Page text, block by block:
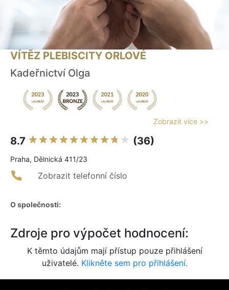
VÍTĚZ PLEBISCITY ORLOVÉ
Kadeřnictví Olga
Zobrazit více >>
8.7 (36)
Praha, Dělnická 411/23
Zobrazit telefonní číslo
O společnosti:
Zdroje pro výpočet hodnocení:
K těmto údajům mají přístup pouze přihlášení
uživatelé. Klikněte sem pro přihlášení.